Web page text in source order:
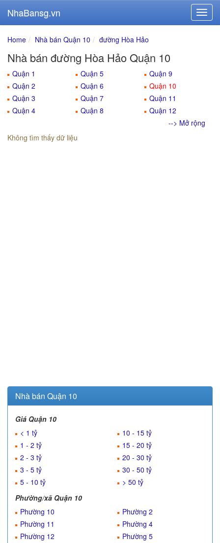
NhaBansg.vn
Home Nhà bán Quận 10 đường Hòa Hảo
Nhà bán đường Hòa Hảo Quận 10
Quận 1
Quận 2
Quận 3
Quận 4
Quận 5
Quận 6
Quận 7
Quận 8
Quận 9
Quận 10
Quận 11
Quận 12
--> Mở rộng
Không tìm thấy dữ liệu
Nhà bán Quận 10
Giá Quận 10
< 1 tỷ
1 - 2 tỷ
2 - 3 tỷ
3 - 5 tỷ
5 - 10 tỷ
10 - 15 tỷ
15 - 20 tỷ
20 - 30 tỷ
30 - 50 tỷ
> 50 tỷ
Phường/xã Quận 10
Phường 10
Phường 11
Phường 12
Phường 2
Phường 4
Phường 5